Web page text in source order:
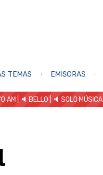
TEMAS EMISORAS
AM | 🔈 BELLO 🔈 SOLO MÚSICA